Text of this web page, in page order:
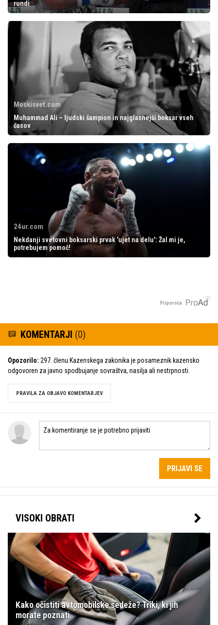
rundi
Moskisvet.com
Muhammad Ali – ljudski šampion in najglasnejši boksar vseh
časov
24ur.com
Nekdanji svetovni boksarski prvak 'ujet na delu': Žal mi je,
potrebujem pomoč!
Priporoča
KOMENTARJI (0)
Opozorilo: 297. členu Kazenskega zakonika je posameznik kazensko
odgovoren za javno spodbujanje sovraštva, nasilja ali nestrpnosti.
PRAVILA ZA OBJAVO KOMENTARJEV
PRIJAVI SE
VISOKI OBRATI
Kako očistiti avtomobilske sedeže? Triki, ki jih
morate poznati